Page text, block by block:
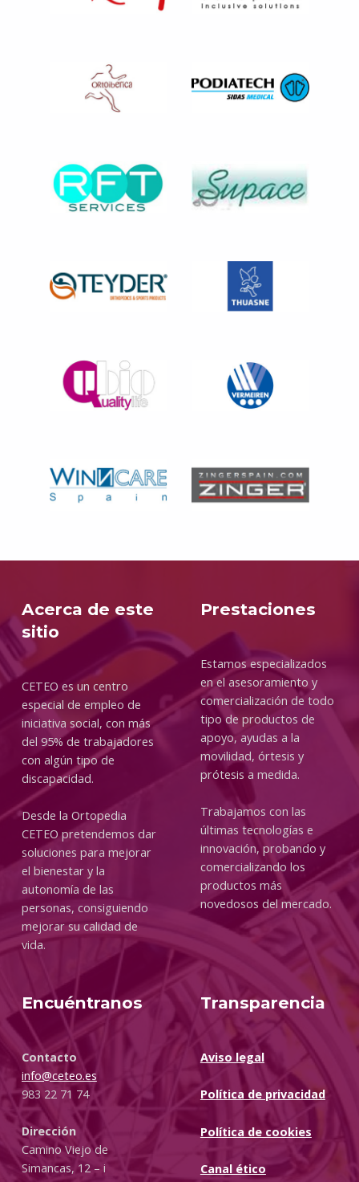
Acerca de este
sitio
CETEO es un centro
especial de empleo de
iniciativa social, con más
del 95% de trabajadores
con algún tipo de
discapacidad.
Desde la Ortopedia
CETEO pretendemos dar
soluciones para mejorar
el bienestar y la
autonomía de las
personas, consiguiendo
mejorar su calidad de
vida.
Prestaciones
Estamos especializados
en el asesoramiento y
comercialización de todo
tipo de productos de
apoyo, ayudas a la
movilidad, órtesis y
prótesis a medida.
Trabajamos con las
últimas tecnologías e
innovación, probando y
comercializando los
productos más
novedosos del mercado.
Encuéntranos
Contacto
info@ceteo.es
983 22 71 74
Dirección
Camino Viejo de
Simancas, 12 – i
Transparencia
Aviso legal
Política de privacidad
Política de cookies
Canal ético